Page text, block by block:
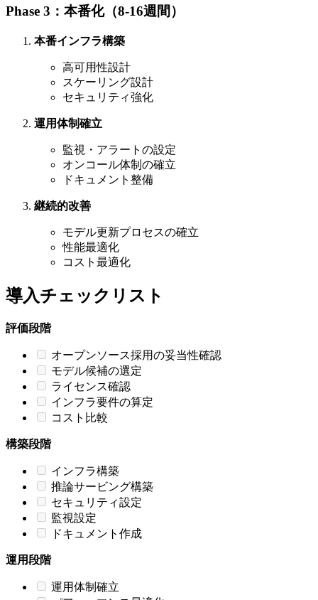
Phase 3：本番化（8-16週間）
本番インフラ構築
高可用性設計
スケーリング設計
セキュリティ強化
運用体制確立
監視・アラートの設定
オンコール体制の確立
ドキュメント整備
継続的改善
モデル更新プロセスの確立
性能最適化
コスト最適化
導入チェックリスト
評価段階
オープンソース採用の妥当性確認
モデル候補の選定
ライセンス確認
インフラ要件の算定
コスト比較
構築段階
インフラ構築
推論サービング構築
セキュリティ設定
監視設定
ドキュメント作成
運用段階
運用体制確立